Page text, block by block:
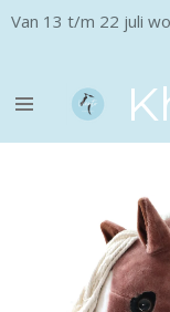
Ga
de
hoofdinhoud
Van 13 t/m 22 juli